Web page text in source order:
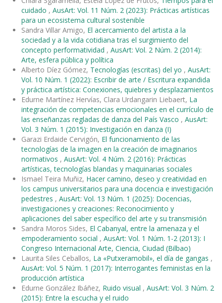
cuidado , AusArt: Vol. 11 Núm. 2 (2023): Prácticas artísticas
para un ecosistema cultural sostenible
Sandra Villar Amigo, El acercamiento del artista a la
sociedad y a la vida cotidiana tras el surgimiento del
concepto performatividad , AusArt: Vol. 2 Núm. 2 (2014):
Arte, esfera pública y política
Alberto Díez Gómez, Tecnologías (escritas) del yo , AusArt:
Vol. 10 Núm. 1 (2022): Escribir de arte / Escritura expandida
y práctica artística: Conexiones, quiebres y desplazamientos
Edurne Martínez Hervías, Clara Urdangarin Liebaert, La
integración de competencias emocionales en el currículo de
las enseñanzas regladas de danza del País Vasco , AusArt:
Vol. 3 Núm. 1 (2015): Investigación en danza (I)
Garazi Erdaide Cervigón, El funcionamiento de las
tecnologías de la imagen en la creación de imaginarios
normativos , AusArt: Vol. 4 Núm. 2 (2016): Prácticas
artísticas, tecnologías blandas y maquinarias sociales
Ismael Teira Muñiz, Hacer camino, deseo y creatividad en
los campus universitarios para una docencia e investigación
pedestres , AusArt: Vol. 13 Núm. 1 (2025): Docencias,
investigaciones y creaciones: Reconocimiento y
aplicaciones del saber específico del arte y su transmisión
Sandra Moros Sides, El Cabanyal, entre la amenaza y el
empoderamiento social , AusArt: Vol. 1 Núm. 1-2 (2013): I
Congreso Internacional Arte, Ciencia, Ciudad (Bilbao)
Laurita Siles Ceballos, La «Putxeramobil», el día de gangas ,
AusArt: Vol. 5 Núm. 1 (2017): Interrogantes feministas en la
producción artística
Edurne González Ibáñez, Ruido visual , AusArt: Vol. 3 Núm. 2
(2015): Entre la escucha y el ruido